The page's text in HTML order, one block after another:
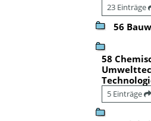
23 Einträge
56
58
5 Einträge